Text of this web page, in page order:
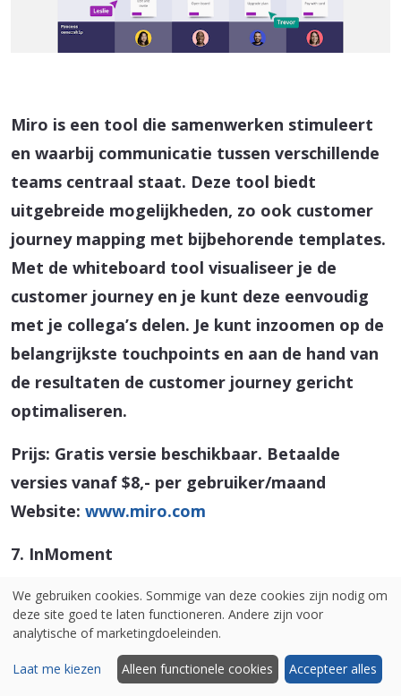
Miro is een tool die samenwerken stimuleert
en waarbij communicatie tussen verschillende
teams centraal staat. Deze tool biedt
uitgebreide mogelijkheden, zo ook customer
journey mapping met bijbehorende templates.
Met de whiteboard tool visualiseer je de
customer journey en je kunt deze eenvoudig
met je collega’s delen. Je kunt inzoomen op de
belangrijkste touchpoints en aan de hand van
de resultaten de customer journey gericht
optimaliseren.
Prijs: Gratis versie beschikbaar. Betaalde
versies vanaf $8,- per gebruiker/maand
Website: www.miro.com
7. InMoment
We gebruiken cookies. Sommige van deze cookies zijn nodig om
deze site goed te laten functioneren. Andere zijn voor
analytische of marketingdoeleinden.
Laat me kiezen Alleen functionele cookies Accepteer alles